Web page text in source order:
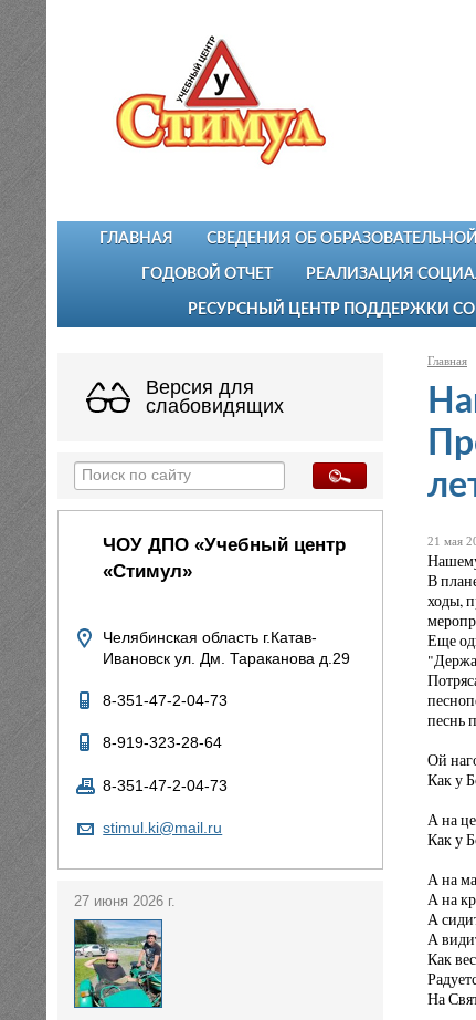
ГЛАВНАЯ СВЕДЕНИЯ ОБ
ГОДОВОЙ ОТЧЕТ РЕАЛИЗАЦИЯ
РЕСУРСНЫЙ ЦЕНТР ПОДДЕРЖКИ
Версия для
слабовидящих
ЧОУ ДПО «Учебный центр
«Стимул»
Челябинская область г.Катав-
Ивановск ул. Дм. Тараканова д.29
8-351-47-2-04-73
8-919-323-28-64
8-351-47-2-04-73
stimul.ki@mail.ru
27 июня 2026 г.
Главная
21 мая
В
ходы,
Еще
песнь
Ой
Как у
А на
Как у
А на
А на
А
А
Как
На